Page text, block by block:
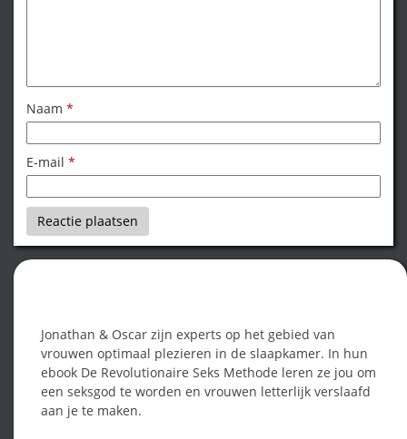
Naam *
E-mail *
Jonathan & Oscar zijn experts op het gebied van
vrouwen optimaal plezieren in de slaapkamer. In hun
ebook De Revolutionaire Seks Methode leren ze jou om
een seksgod te worden en vrouwen letterlijk verslaafd
aan je te maken.